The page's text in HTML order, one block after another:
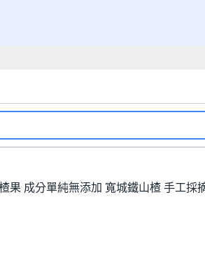
果 成分單純無添加 寬城鐵山楂 手工採